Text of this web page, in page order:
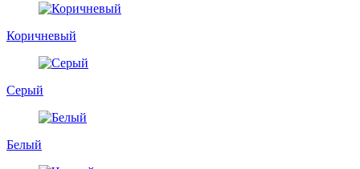
Коричневый
Серый
Белый